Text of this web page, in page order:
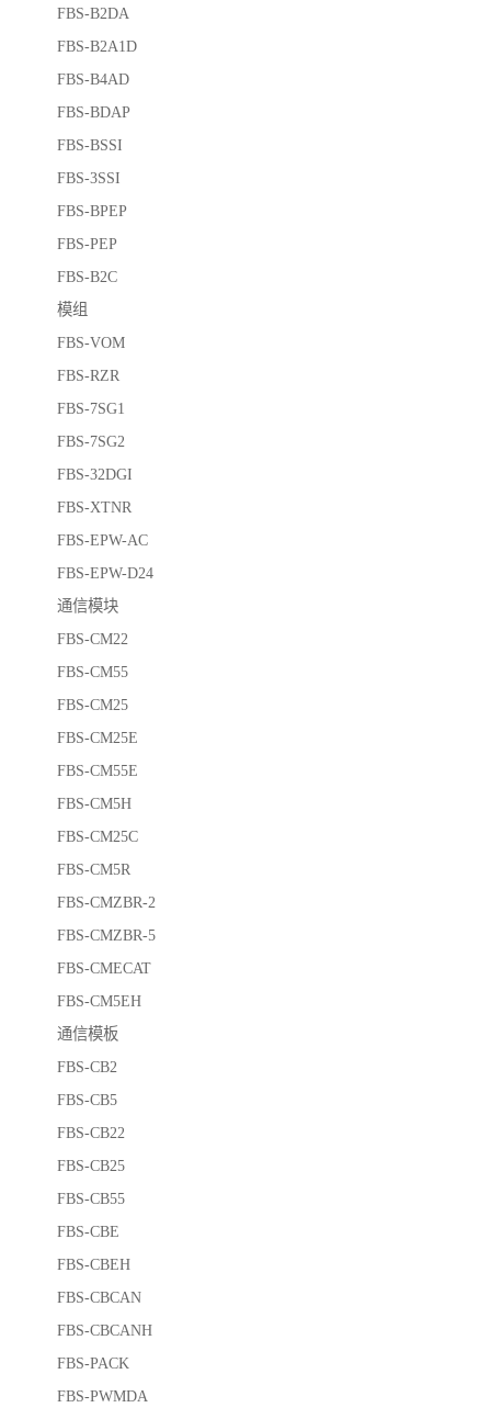
FBS-B2DA
FBS-B2A1D
FBS-B4AD
FBS-BDAP
FBS-BSSI
FBS-3SSI
FBS-BPEP
FBS-PEP
FBS-B2C
模组
FBS-VOM
FBS-RZR
FBS-7SG1
FBS-7SG2
FBS-32DGI
FBS-XTNR
FBS-EPW-AC
FBS-EPW-D24
通信模块
FBS-CM22
FBS-CM55
FBS-CM25
FBS-CM25E
FBS-CM55E
FBS-CM5H
FBS-CM25C
FBS-CM5R
FBS-CMZBR-2
FBS-CMZBR-5
FBS-CMECAT
FBS-CM5EH
通信模板
FBS-CB2
FBS-CB5
FBS-CB22
FBS-CB25
FBS-CB55
FBS-CBE
FBS-CBEH
FBS-CBCAN
FBS-CBCANH
FBS-PACK
FBS-PWMDA